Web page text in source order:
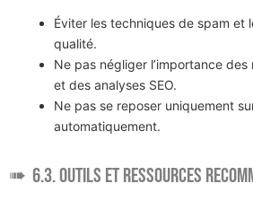
Éviter les techniques de spam et
qualité.
Ne pas négliger l’importance
et des analyses SEO.
Ne pas se reposer uniquement
automatiquement.
6.3. Outils et ressources